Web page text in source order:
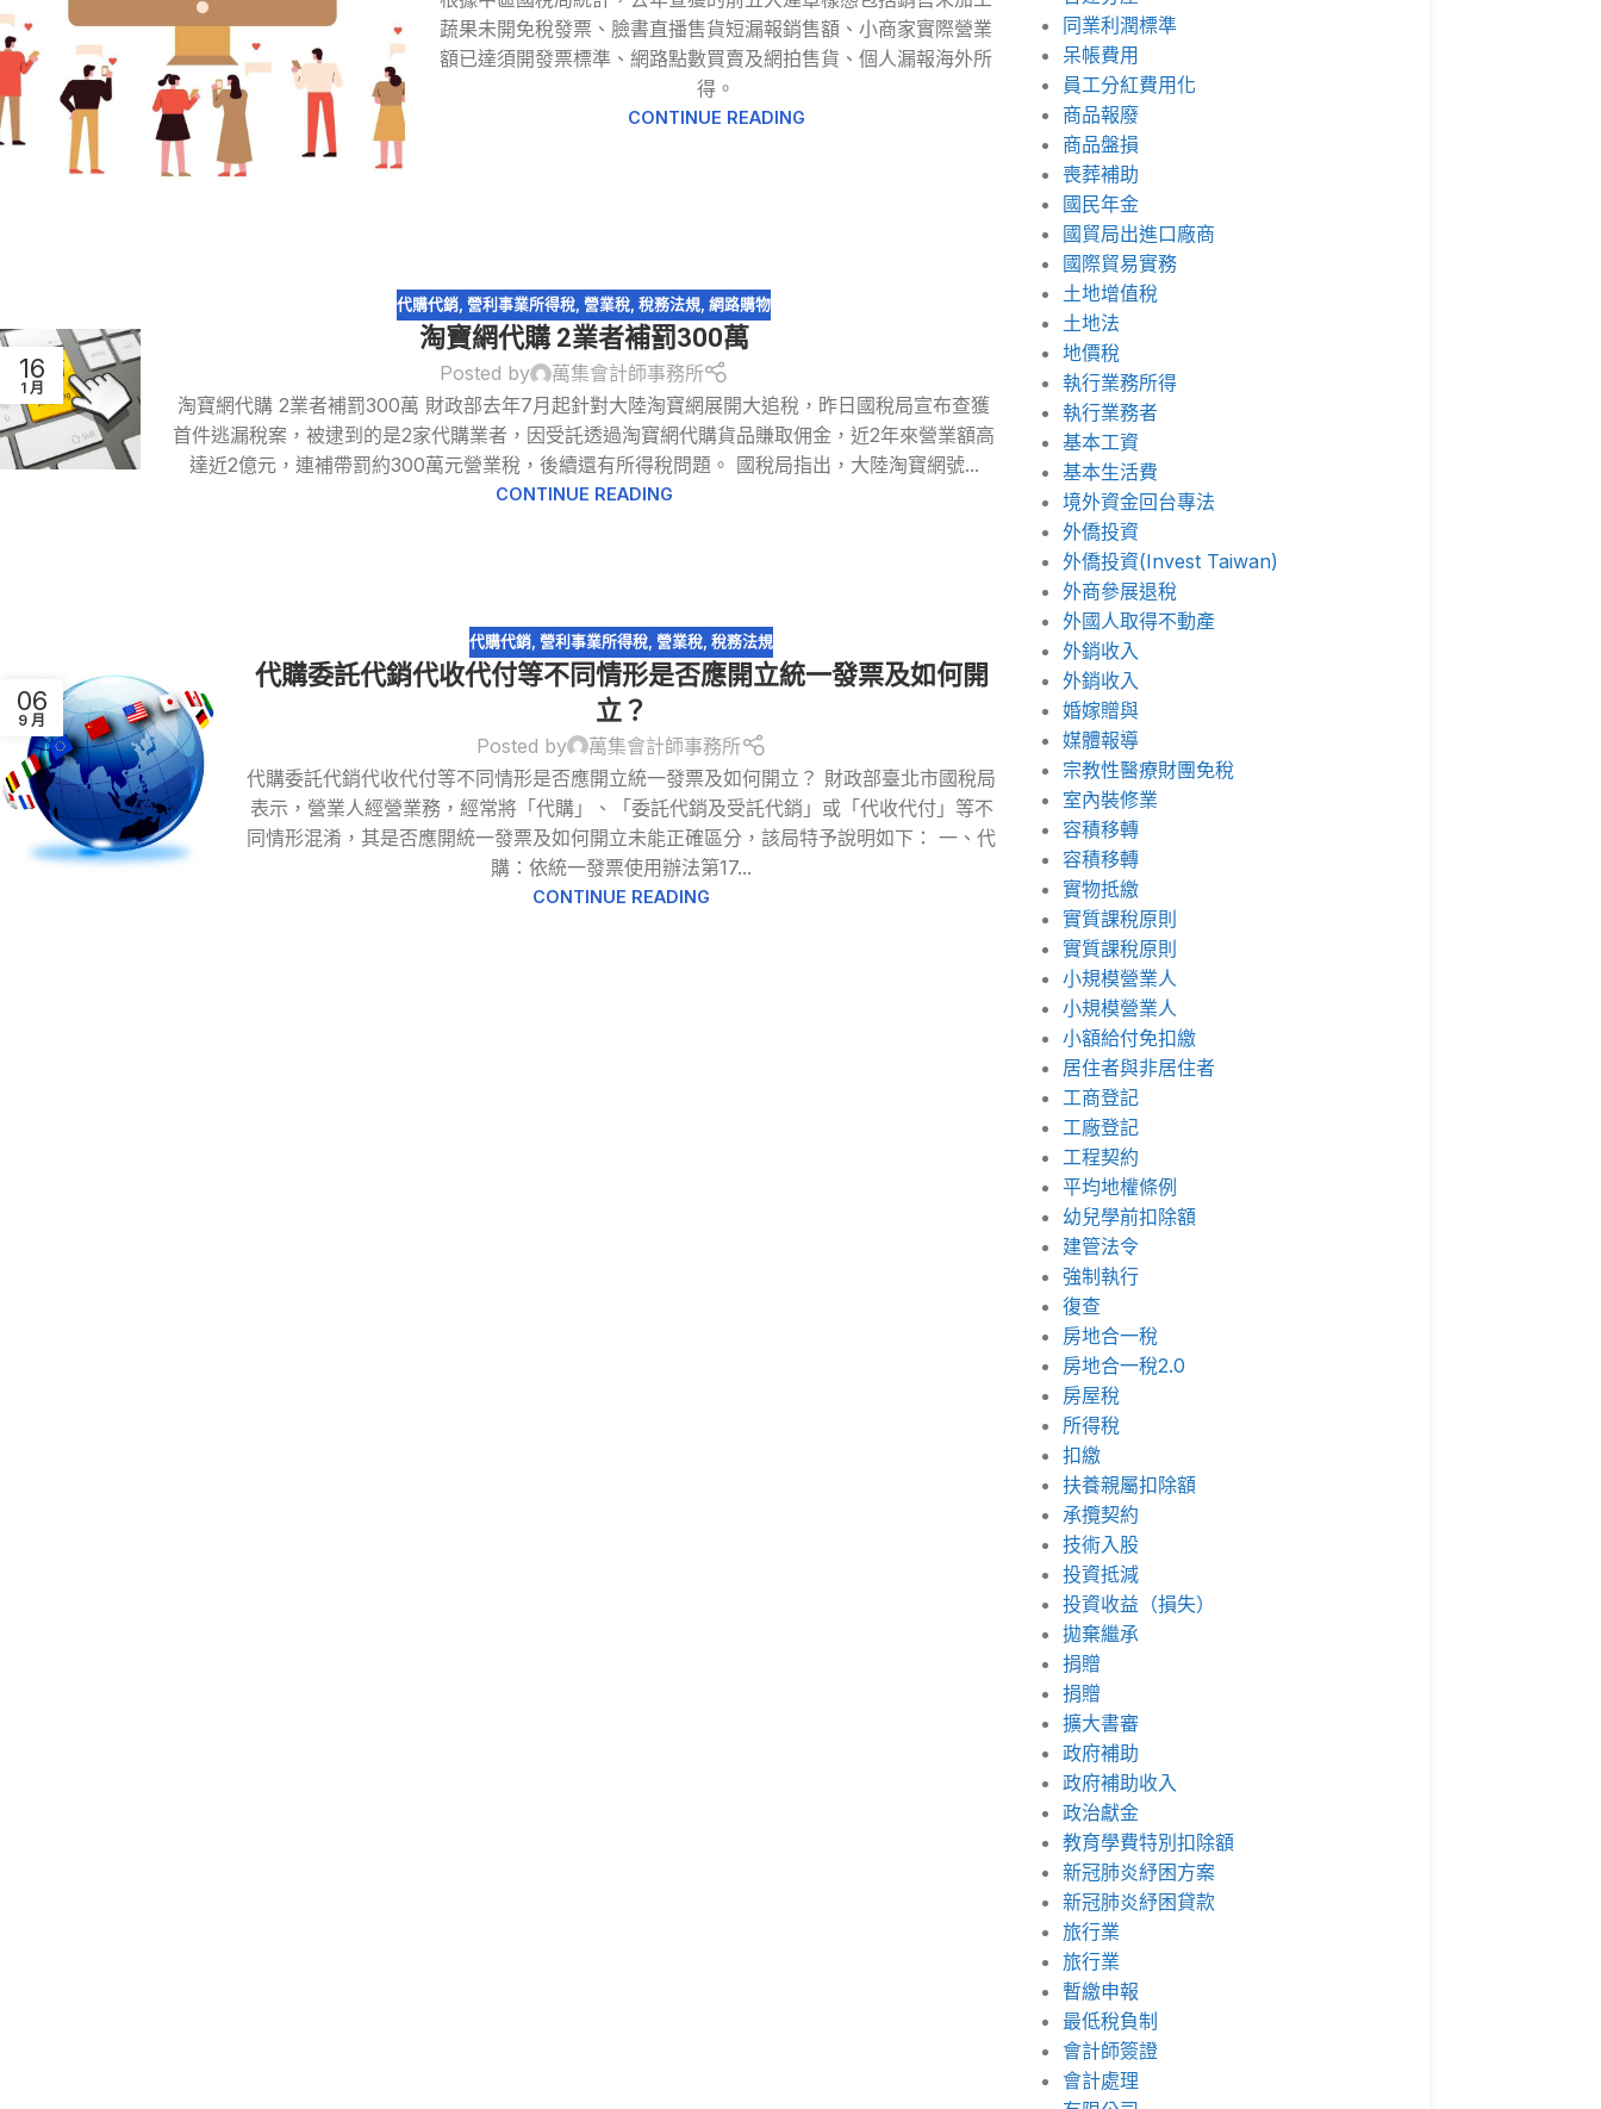
蔬果未開免稅發票、臉書直播售貨短漏報銷售額、小商家實際營業
額已達須開發票標準、網路點數買賣及網拍售貨、個人漏報海外所
得。
CONTINUE READING
16
1 月
代購代銷,營利事業所得稅,營業稅,稅務法規,網路購物
淘寶網代購 2業者補罰300萬
Posted by
萬集會計師事務所
淘寶網代購 2業者補罰300萬 財政部去年7月起針對大陸淘寶網展開大追稅，昨日國稅局宣布查獲
首件逃漏稅案，被逮到的是2家代購業者，因受託透過淘寶網代購貨品賺取佣金，近2年來營業額高
達近2億元，連補帶罰約300萬元營業稅，後續還有所得稅問題。 國稅局指出，大陸淘寶網號...
CONTINUE READING
06
9 月
代購代銷,營利事業所得稅,營業稅,稅務法規
代購委託代銷代收代付等不同情形是否應開立統一發票及如何開
立？
Posted by
萬集會計師事務所
代購委託代銷代收代付等不同情形是否應開立統一發票及如何開立？ 財政部臺北市國稅局
表示，營業人經營業務，經常將「代購」、「委託代銷及受託代銷」或「代收代付」等不
同情形混淆，其是否應開統一發票及如何開立未能正確區分，該局特予說明如下： 一、代
購：依統一發票使用辦法第17...
CONTINUE READING
同業利潤標準
呆帳費用
員工分紅費用化
商品報廢
商品盤損
喪葬補助
國民年金
國貿局出進口廠商
國際貿易實務
土地增值稅
土地法
地價稅
執行業務所得
執行業務者
基本工資
基本生活費
境外資金回台專法
外僑投資
外僑投資(Invest Taiwan)
外商參展退稅
外國人取得不動產
外銷收入
外銷收入
婚嫁贈與
媒體報導
宗教性醫療財團免稅
室內裝修業
容積移轉
容積移轉
實物抵繳
實質課稅原則
實質課稅原則
小規模營業人
小規模營業人
小額給付免扣繳
居住者與非居住者
工商登記
工廠登記
工程契約
平均地權條例
幼兒學前扣除額
建管法令
強制執行
復查
房地合一稅
房地合一稅2.0
房屋稅
所得稅
扣繳
扶養親屬扣除額
承攬契約
技術入股
投資抵減
投資收益（損失）
拋棄繼承
捐贈
捐贈
擴大書審
政府補助
政府補助收入
政治獻金
教育學費特別扣除額
新冠肺炎紓困方案
新冠肺炎紓困貸款
旅行業
旅行業
暫繳申報
最低稅負制
會計師簽證
會計處理